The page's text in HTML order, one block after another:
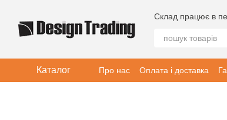
Склад працює в
Каталог Про нас Оплата і доставка